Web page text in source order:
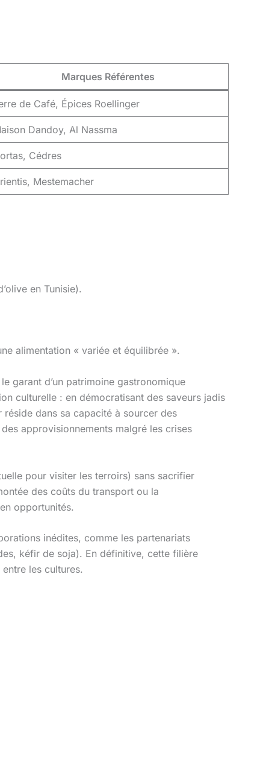
Marques Référentes
de Café, Épices Roellinger
Dandoy, Al Nassma
Cédres
Mestemacher
en Tunisie).
alimentation « variée et équilibrée ».
garant d’un patrimoine gastronomique
culturelle : en démocratisant des saveurs jadis
dans sa capacité à sourcer des
approvisionnements malgré les crises
pour visiter les terroirs) sans sacrifier
des coûts du transport ou la
opportunités.
inédites, comme les partenariats
kéfir de soja). En définitive, cette filière
les cultures.